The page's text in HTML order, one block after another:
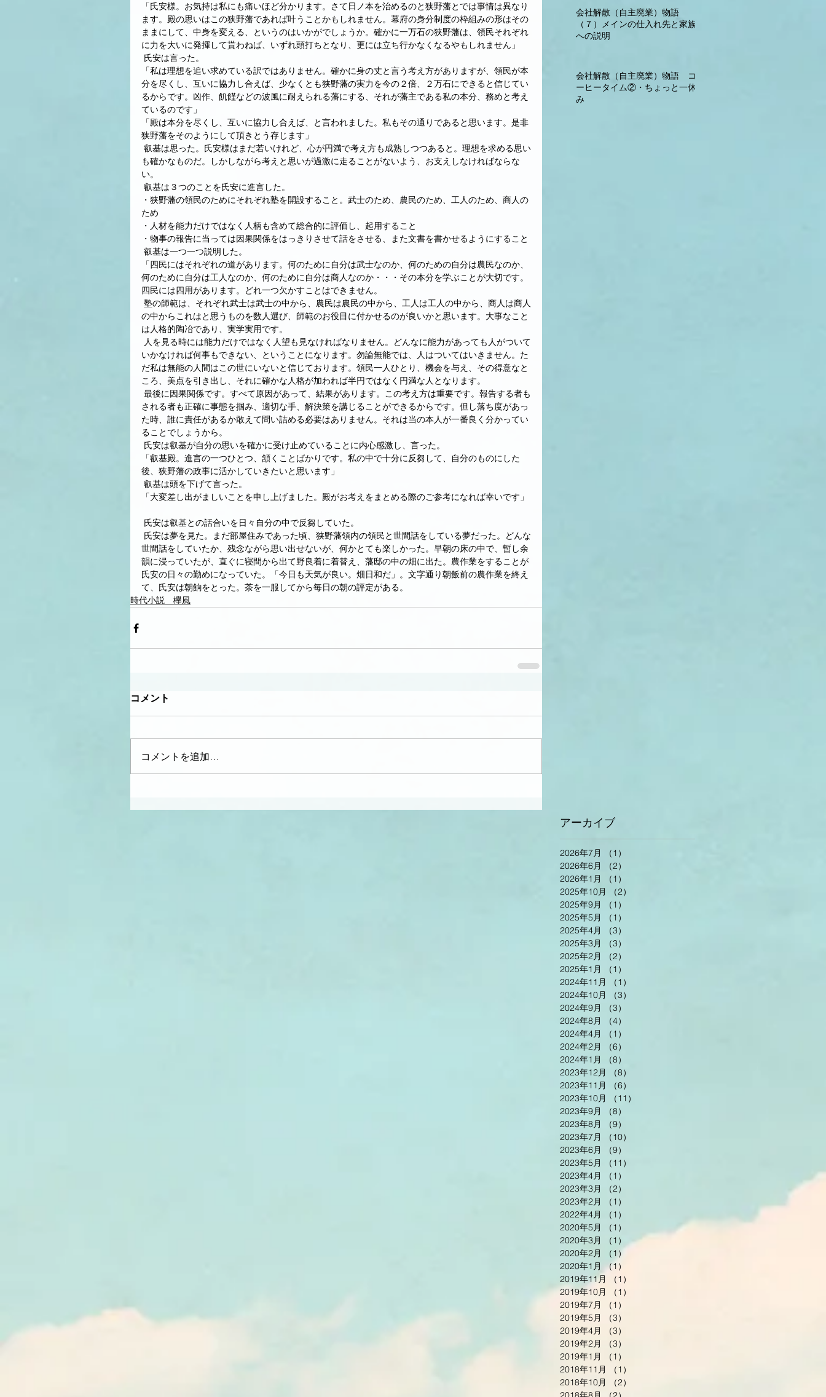
「氏安様。お気持は私にも痛いほど分かります。さて日ノ本を治めるのと狭野藩とでは事情は異なり
ます。殿の思いはこの狭野藩であれば叶うことかもしれません。幕府の身分制度の枠組みの形はその
ままにして、中身を変える、というのはいかがでしょうか。確かに一万石の狭野藩は、領民それぞれ
に力を大いに発揮して貰わねば、いずれ頭打ちとなり、更には立ち行かなくなるやもしれません」
氏安は言った。
「私は理想を追い求めている訳ではありません。確かに身の丈と言う考え方がありますが、領民が本
分を尽くし、互いに協力し合えば、少なくとも狭野藩の実力を今の２倍、２万石にできると信じてい
るからです。凶作、飢饉などの波風に耐えられる藩にする、それが藩主である私の本分、務めと考え
ているのです」
「殿は本分を尽くし、互いに協力し合えば、と言われました。私もその通りであると思います。是非
狭野藩をそのようにして頂きとう存じます」
も確かなものだ。しかしながら考えと思いが過激に走ることがないよう、お支えしなければならな
い。
叡基は３つのことを氏安に進言した。
・狭野藩の領民のためにそれぞれ塾を開設すること。武士のため、農民のため、工人のため、商人の
ため
・人材を能力だけではなく人柄も含めて総合的に評価し、起用すること
・物事の報告に当っては因果関係をはっきりさせて話をさせる、また文書を書かせるようにすること
叡基は一つ一つ説明した。
「四民にはそれぞれの道があります。何のために自分は武士なのか、何のための自分は農民なのか、
何のために自分は工人なのか、何のために自分は商人なのか・・・その本分を学ぶことが大切です。
四民には四用があります。どれ一つ欠かすことはできません。
の中からこれはと思うものを数人選び、師範のお役目に付かせるのが良いかと思います。大事なこと
は人格的陶冶であり、実学実用です。
いかなければ何事もできない、ということになります。勿論無能では、人はついてはいきません。た
だ私は無能の人間はこの世にいないと信じております。領民一人ひとり、機会を与え、その得意なと
ころ、美点を引き出し、それに確かな人格が加われば半円ではなく円満な人となります。
される者も正確に事態を掴み、適切な手、解決策を講じることができるからです。但し落ち度があっ
た時、誰に責任があるか敢えて問い詰める必要はありません。それは当の本人が一番良く分かってい
ることでしょうから。
氏安は叡基が自分の思いを確かに受け止めていることに内心感激し、言った。
「叡基殿。進言の一つひとつ、頷くことばかりです。私の中で十分に反芻して、自分のものにした
後、狭野藩の政事に活かしていきたいと思います」
叡基は頭を下げて言った。
「大変差し出がましいことを申し上げました。殿がお考えをまとめる際のご参考になれば幸いです」
氏安は叡基との話合いを日々自分の中で反芻していた。
世間話をしていたか、残念ながら思い出せないが、何かとても楽しかった。早朝の床の中で、暫し余
韻に浸っていたが、直ぐに寝間から出て野良着に着替え、藩邸の中の畑に出た。農作業をすることが
氏安の日々の勤めになっていた。「今日も天気が良い。畑日和だ」。文字通り朝飯前の農作業を終え
て、氏安は朝餉をとった。茶を一服してから毎日の朝の評定がある。
時代小説 欅風
コメント
コメントを追加…
会社解散（自主廃業）物語
（７）メインの仕入れ先と家族
への説明
会社解散（自主廃業）物語 コ
ーヒータイム②・ちょっと一休
み
アーカイブ
2026年7月 （1）
2026年6月
（2）
2026年1月
（1）
2025年10月
（2）
2025年9月
（1）
2025年5月
（1）
2025年4月
（3）
2025年3月
（3）
2025年2月
（2）
2025年1月
（1）
2024年11月
（1）
2024年10月
（3）
2024年9月
（3）
2024年8月
（4）
2024年4月
（1）
2024年2月
（6）
2024年1月
（8）
2023年12月
（8）
2023年11月
（6）
2023年10月
（11）
2023年9月
（8）
2023年8月
（9）
2023年7月
（10）
2023年6月
（9）
2023年5月
（11）
2023年4月
（1）
2023年3月
（2）
2023年2月
（1）
2022年4月
（1）
2020年5月
（1）
2020年3月
（1）
1件の記事
2020年2月
（1）
2020年1月 （1）
2019年11月
（1）
2019年10月
（1）
2019年7月
（1）
2019年5月
（3）
2019年4月
（3）
2019年2月
（3）
2019年1月
（1）
2018年11月
（1）
2018年10月
（2）